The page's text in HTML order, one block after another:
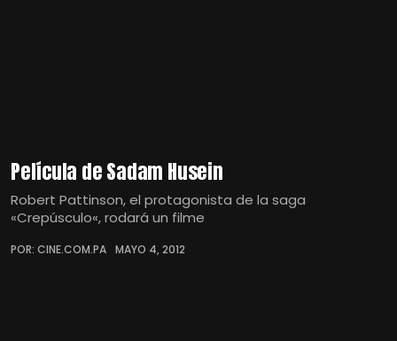
Película de Sadam Husein
Robert Pattinson, el protagonista de la saga
«Crepúsculo«, rodará un filme
POR: CINE.COM.PA MAYO 4, 2012